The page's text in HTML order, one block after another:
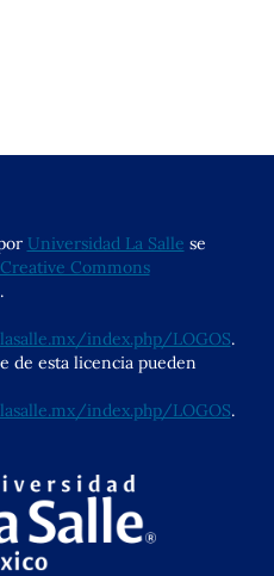
Universidad La Salle se
Commons
.
index.php/LOGOS.
de esta licencia pueden
index.php/LOGOS.